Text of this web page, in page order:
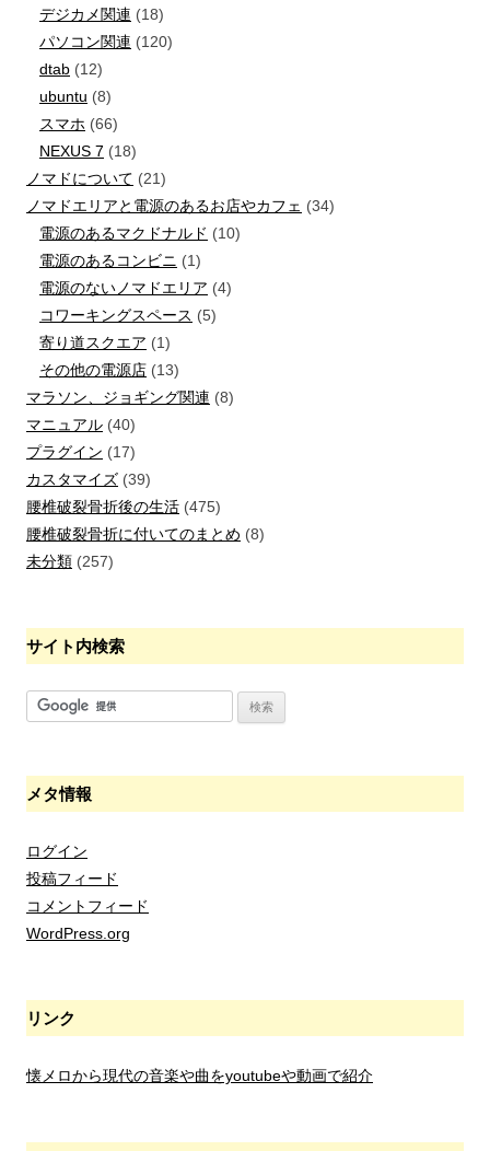
デジカメ関連 (18)
パソコン関連 (120)
dtab (12)
ubuntu (8)
スマホ (66)
NEXUS 7 (18)
ノマドについて (21)
ノマドエリアと電源のあるお店やカフェ (34)
電源のあるマクドナルド (10)
電源のあるコンビニ (1)
電源のないノマドエリア (4)
コワーキングスペース (5)
寄り道スクエア (1)
その他の電源店 (13)
マラソン、ジョギング関連 (8)
マニュアル (40)
プラグイン (17)
カスタマイズ (39)
腰椎破裂骨折後の生活 (475)
腰椎破裂骨折に付いてのまとめ (8)
未分類 (257)
サイト内検索
メタ情報
ログイン
投稿フィード
コメントフィード
WordPress.org
リンク
懐メロから現代の音楽や曲をyoutubeや動画で紹介